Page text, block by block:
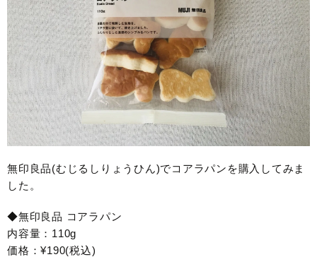
無印良品(むじるしりょうひん)でコアラパンを購入してみま
した。
◆無印良品 コアラパン
内容量：110g
価格：¥190(税込)